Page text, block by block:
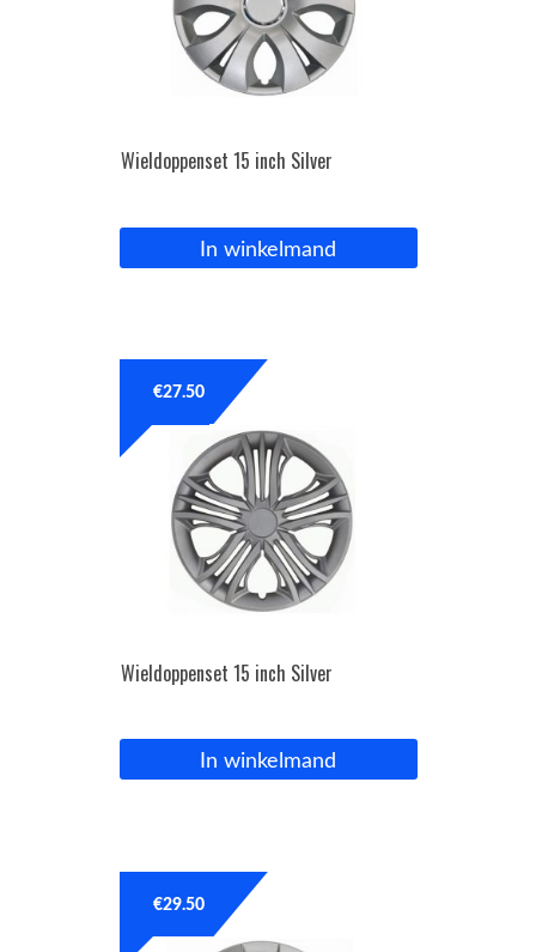
Wieldoppenset 15 inch Silver
In winkelmand
Wieldoppenset 15 inch Silver
€27.50
In winkelmand
€29.50